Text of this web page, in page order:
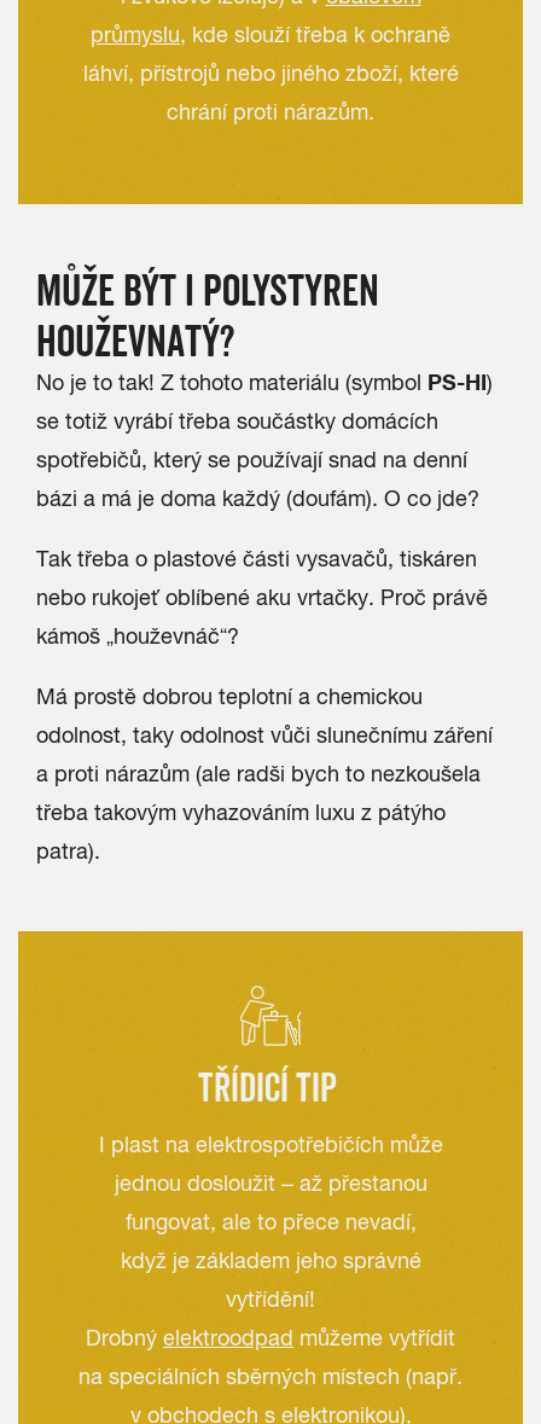
průmyslu, kde slouží třeba k ochraně
láhví, přístrojů nebo jiného zboží, které
chrání proti nárazům.
MŮŽE BÝT I POLYSTYREN
HOUŽEVNATÝ?
No je to tak! Z tohoto materiálu (symbol PS-HI)
se totiž vyrábí třeba součástky domácích
spotřebičů, který se používají snad na denní
bázi a má je doma každý (doufám). O co jde?
Tak třeba o plastové části vysavačů, tiskáren
nebo rukojeť oblíbené aku vrtačky. Proč právě
kámoš „houževnáč“?
Má prostě dobrou teplotní a chemickou
odolnost, taky odolnost vůči slunečnímu záření
a proti nárazům (ale radši bych to nezkoušela
třeba takovým vyhazováním luxu z pátýho
patra).
TŘÍDICÍ TIP
I plast na elektrospotřebičích může
jednou dosloužit – až přestanou
fungovat, ale to přece nevadí,
když je základem jeho správné
vytřídění!
Drobný elektroodpad můžeme vytřídit
na speciálních sběrných místech (např.
v obchodech s elektronikou),